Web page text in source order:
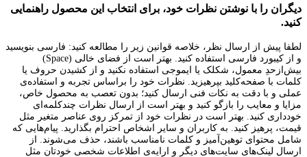
دیگران را با نوشتن نظرات خود، برای انتخاب این محصول راهنمایی
کنید.
لطفا پیش از ارسال نظر، خلاصه قوانین زیر را مطالعه کنید: فارسی بنویسید
و از کیبورد فارسی استفاده کنید. بهتر است از فضای خالی (Space)
بیش‌از‌حدِ معمول، شکلک یا ایموجی استفاده نکنید و از کشیدن حروف یا
کلمات با صفحه‌کلید بپرهیزید. نظرات خود را براساس تجربه و استفاده‌ی
عملی و با دقت به نکات فنی ارسال کنید؛ بدون تعصب به محصول خاص،
مزایا و معایب را بازگو کنید و بهتر است از ارسال نظرات چندکلمه‌‌ای
خودداری کنید. بهتر است در نظرات خود از تمرکز روی عناصر متغیر مثل
قیمت، پرهیز کنید. به کاربران و سایر اشخاص احترام بگذارید. پیام‌هایی که
شامل محتوای توهین‌آمیز و کلمات نامناسب باشند، حذف می‌شوند. از
ارسال لینک‌های سایت‌های دیگر و ارایه‌ی اطلاعات شخصی خودتان مثل